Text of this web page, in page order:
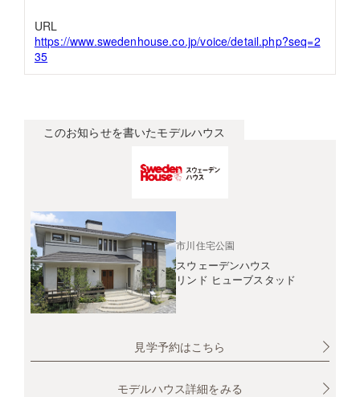
URL
https://www.swedenhouse.co.jp/voice/detail.php?seq=2
35
このお知らせを書いたモデルハウス
市川住宅公園
スウェーデンハウス
リンド ヒューブスタッド
見学予約はこちら
モデルハウス詳細をみる